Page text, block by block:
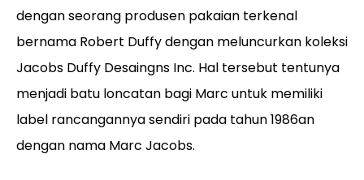
dengan seorang produsen pakaian terkenal
bernama Robert Duffy dengan meluncurkan koleksi
Jacobs Duffy Desaingns Inc. Hal tersebut tentunya
menjadi batu loncatan bagi Marc untuk memiliki
label rancangannya sendiri pada tahun 1986an
dengan nama Marc Jacobs.